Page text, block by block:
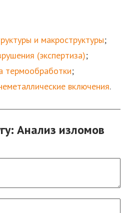
и макроструктуры;
(экспертиза);
термообработки;
включения.
Анализ изломов